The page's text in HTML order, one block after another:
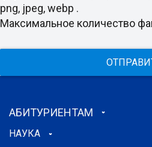
png, jpeg, webp .
Максимальное количество
АБИТУРИЕНТАМ
НАУКА